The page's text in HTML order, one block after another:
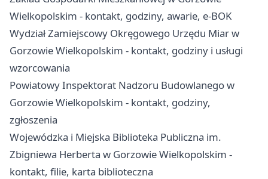
Wielkopolskim - kontakt, godziny, awarie, e-BOK
Wydział Zamiejscowy Okręgowego Urzędu Miar w
Gorzowie Wielkopolskim - kontakt, godziny i usługi
wzorcowania
Powiatowy Inspektorat Nadzoru Budowlanego w
Gorzowie Wielkopolskim - kontakt, godziny,
zgłoszenia
Wojewódzka i Miejska Biblioteka Publiczna im.
Zbigniewa Herberta w Gorzowie Wielkopolskim -
kontakt, filie, karta biblioteczna